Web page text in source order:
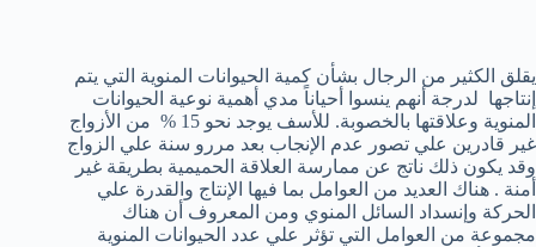
يقلق الكثير من الرجال بشأن كمية الحيوانات المنوية التي يتم
إنتاجها لدرجة أنهم ينسوا أحياناً مدي أهمية نوعية الحيوانات
المنوية وعلاقتها بالخصوبة. للأسف يوجد نحو 15 % من الأزواج
غير قادرين علي تصور عدم الإنجاب بعد مررو سنة علي الزواج
وقد يكون ذلك ناتج عن ممارسة العلاقة الحميمية بطريقة غير
أمنة . هناك العديد من العوامل بما فيها الإنتاج والقدرة علي
الحركة وإنسداد السائل المنوي ومن المعروف أن هناك
مجموعة من العوامل التي تؤثر علي عدد الحيوانات المنوية